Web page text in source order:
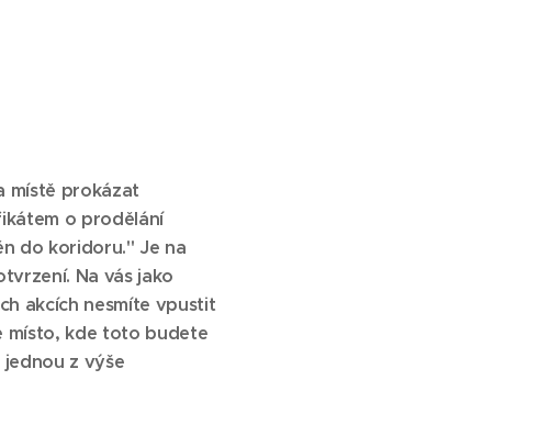
místě prokázat
o prodělání
do koridoru." Je na
Na vás jako
akcích nesmíte vpustit
místo, kde toto budete
z výše